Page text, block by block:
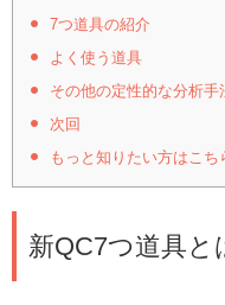
7つ道具の紹介
よく使う道具
その他の定性的な分析手
次回
もっと知りたい方はこち
新QC7つ道具と